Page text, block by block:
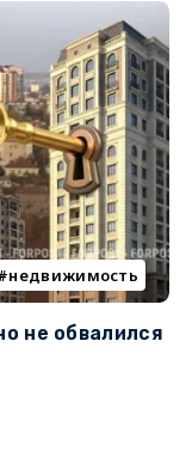
недвижимость
не обвалился